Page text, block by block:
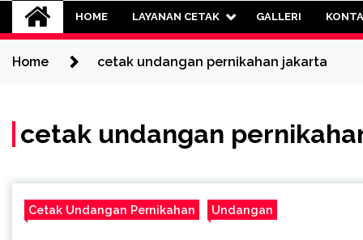
HOME LAYANAN CETAK GALLERI
Home cetak undangan pernikahan jakarta
cetak undangan
Cetak Undangan Pernikahan Undangan